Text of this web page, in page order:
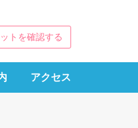
トを確認する
アクセス